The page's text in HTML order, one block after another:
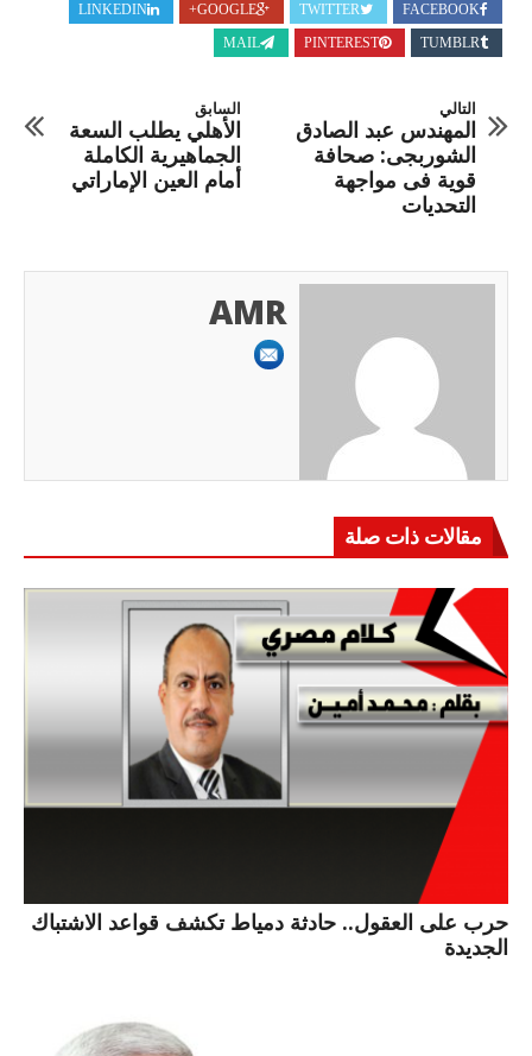
FACEBOOK
TWITTER
GOOGLE+
LINKEDIN
TUMBLR
PINTEREST
MAIL
السابق
الأهلي يطلب السعة
الجماهيرية الكاملة
أمام العين الإماراتي
التالي
المهندس عبد الصادق
الشوربجى: صحافة
قوية فى مواجهة
التحديات
AMR
مقالات ذات صلة
حرب على العقول.. حادثة دمياط تكشف قواعد الاشتباك
الجديدة